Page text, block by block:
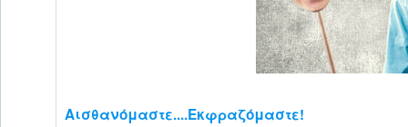
Αισθανόμαστε....Εκφραζόμαστε!